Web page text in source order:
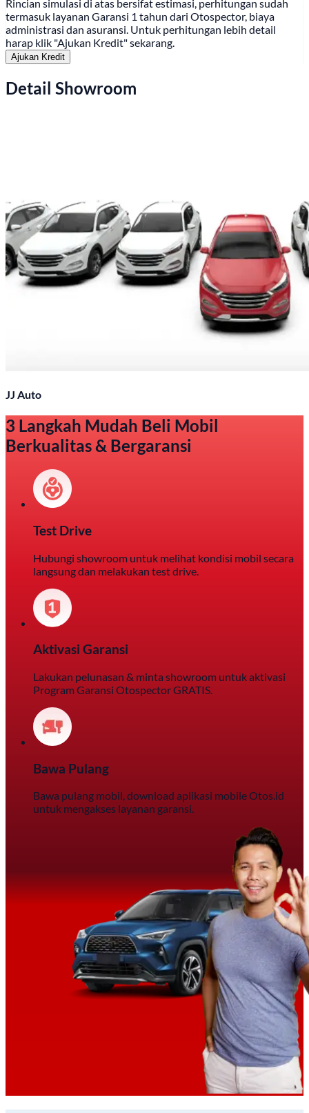
Rincian simulasi di atas bersifat estimasi, perhitungan sudah
termasuk layanan Garansi 1 tahun dari Otospector, biaya
administrasi dan asuransi. Untuk perhitungan lebih detail
harap klik "Ajukan Kredit" sekarang.
Ajukan Kredit
Detail Showroom
JJ Auto
3 Langkah Mudah Beli Mobil
Berkualitas & Bergaransi
Test Drive
Hubungi showroom untuk melihat kondisi mobil secara
langsung dan melakukan test drive.
Aktivasi Garansi
Lakukan pelunasan & minta showroom untuk aktivasi
Program Garansi Otospector GRATIS.
Bawa Pulang
Bawa pulang mobil, download aplikasi mobile Otos.id
untuk mengakses layanan garansi.